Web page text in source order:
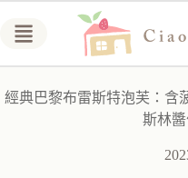
內經典巴黎布雷斯特泡芙：含
斯林